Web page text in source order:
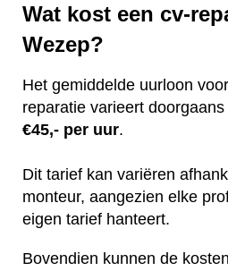
Wat kost een cv-
Wezep?
Het gemiddelde uurloon
reparatie varieert doorgaans
€45,- per uur.
Dit tarief kan variëren
monteur, aangezien elke
eigen tarief hanteert.
Bovendien kunnen de